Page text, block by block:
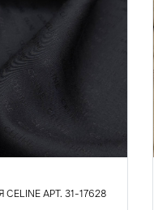
АРТ. 31-17628